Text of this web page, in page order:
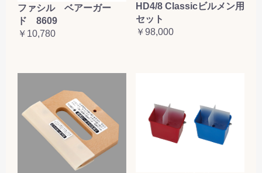
ファシル ベアーガー
ド 8609
￥10,780
HD4/8 Classicビルメン用
セット
￥98,000